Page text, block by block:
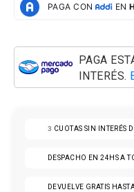
PAGA
INTERÉS.
3 CUOTAS SIN INTERÉS
DESPACHO EN 24HS A
DEVUELVE GRATIS